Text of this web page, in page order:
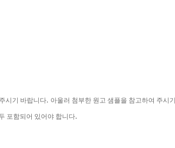
시기 바랍니다. 아울러 첨부한 원고 샘플을 참고하여 주시
포함되어 있어야 합니다.